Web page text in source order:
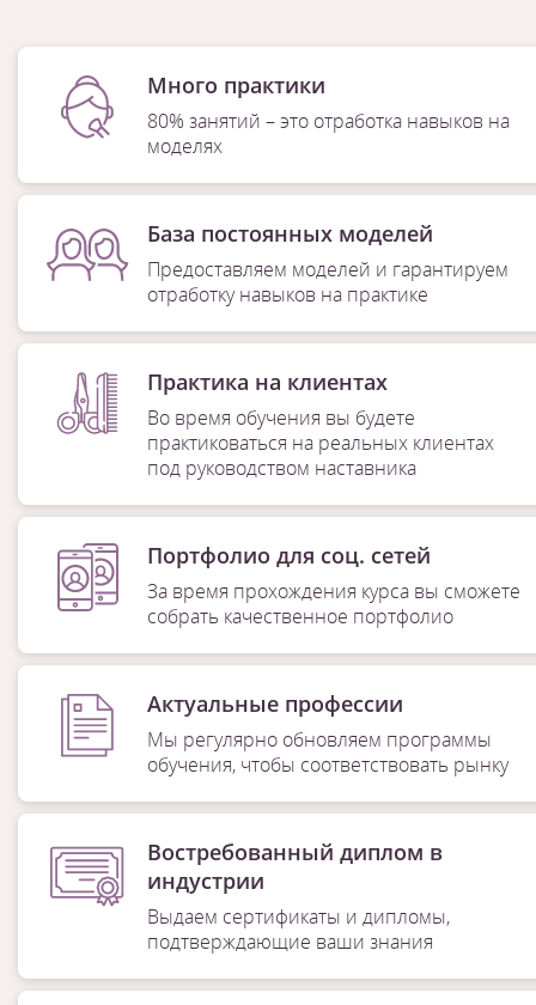
Много практики
80% занятий – это отработка навыков на
моделях
База постоянных моделей
Предоставляем моделей и гарантируем
отработку навыков на практике
Практика на клиентах
Во время обучения вы будете
практиковаться на реальных клиентах
под руководством наставника
Портфолио для соц. сетей
За время прохождения курса вы сможете
собрать качественное портфолио
Актуальные профессии
Мы регулярно обновляем программы
обучения, чтобы соответствовать рынку
Востребованный диплом в
индустрии
Выдаем сертификаты и дипломы,
подтверждающие ваши знания